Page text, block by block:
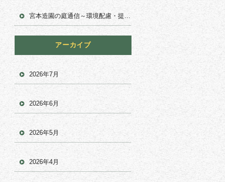
宮本造園の庭通信～環境配慮・提案力の時代
アーカイブ
2026年7月
2026年6月
2026年5月
2026年4月